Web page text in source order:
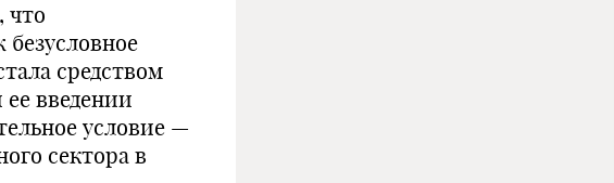
что
средством
введении
условие —
сектора в